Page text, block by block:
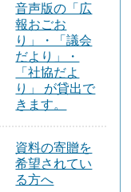
音声版の「広
報おごお
り」・「議会
だより」・
「社協だよ
り」 が貸出で
きます。
資料の寄贈を
希望されてい
る方へ